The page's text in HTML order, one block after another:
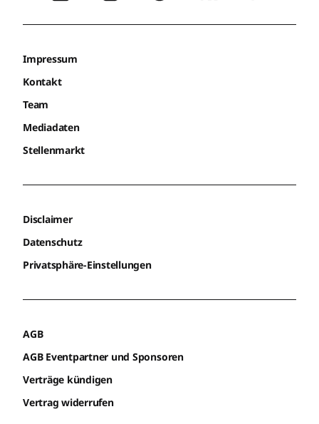
Impressum
Kontakt
Team
Mediadaten
Stellenmarkt
Disclaimer
Datenschutz
Privatsphäre-Einstellungen
AGB
AGB Eventpartner und Sponsoren
Verträge kündigen
Vertrag widerrufen